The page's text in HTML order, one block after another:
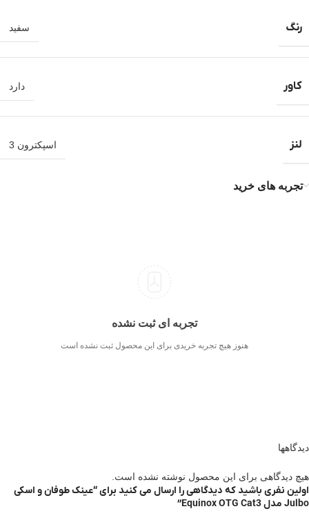
رنگ سفید
کاور دارد
لنز اسپکترون 3
تجربه های خرید
تجربه ای ثبت نشده
هنوز هیچ تجربه خریدی برای این محصول ثبت نشده است
دیدگاهها
هیچ دیدگاهی برای این محصول نوشته نشده است.
اولین نفری باشید که دیدگاهی را ارسال می کنید برای “عینک طوفان و اسکی
Julbo مدل Equinox OTG Cat3”